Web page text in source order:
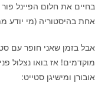
אחת בהיסטוריה (מי יודע
אבל בזמן שאני חופר עם
מוקדמים! אז בואו נצלול
אובורן ומישיגן סטייט: